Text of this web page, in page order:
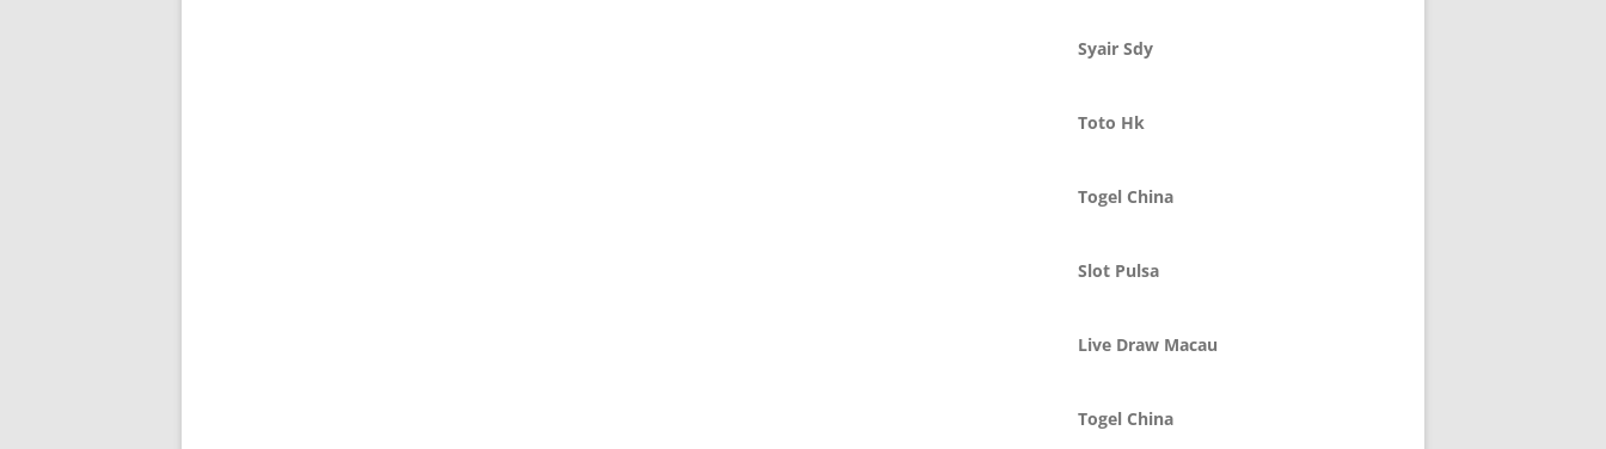
Syair Sdy
Toto Hk
Togel China
Slot Pulsa
Live Draw Macau
Togel China